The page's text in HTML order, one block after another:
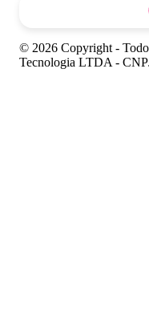
© 2026 Copyright -
Tecnologia LTDA -